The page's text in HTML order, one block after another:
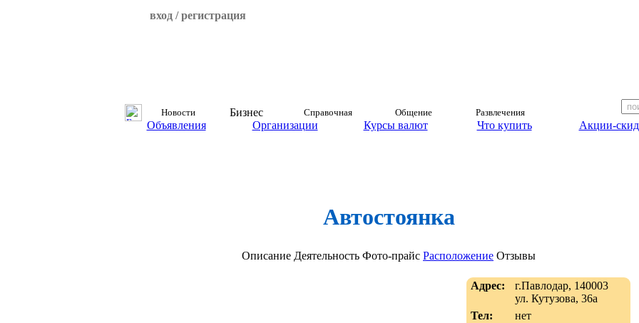
вход / регистрация
Новости Бизнес Справочная Общение Развлечения
Объявления Организации Курсы валют Что купить Акции-
Автостоянка
Описание Деятельность Фото-прайс Расположение Отзывы
Адрес:
г.Павлодар, 140003
ул. Кутузова, 36а
Тел:
нет